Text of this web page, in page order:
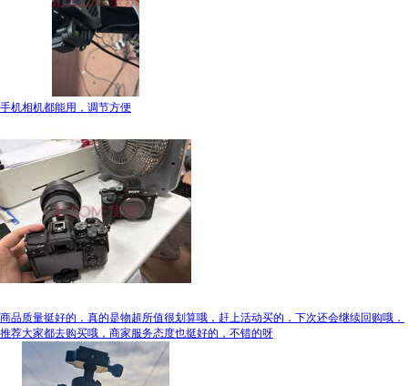
手机相机都能用，调节方便
商品质量挺好的，真的是物超所值很划算哦，赶上活动买的，下次还会继续回购哦，
推荐大家都去购买哦，商家服务态度也挺好的，不错的呀